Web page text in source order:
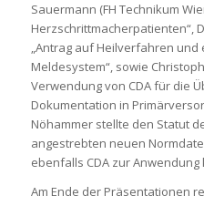
Sauermann (FH Technikum
Herzschrittmacherpatienten“,
„Antrag auf Heilverfahren und
Meldesystem“, sowie
Verwendung von CDA für die
Dokumentation in
Nöhammer stellte den Statut
angestrebten neuen
ebenfalls CDA zur Anwendung
Am Ende der Präsentationen